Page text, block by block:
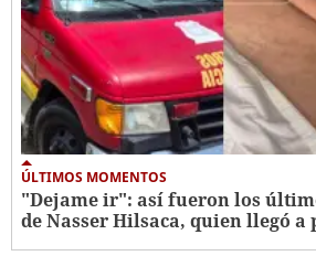
ÚLTIMOS MOMENTOS
"Dejame ir": así fueron los
de Nasser Hilsaca, quien llegó a